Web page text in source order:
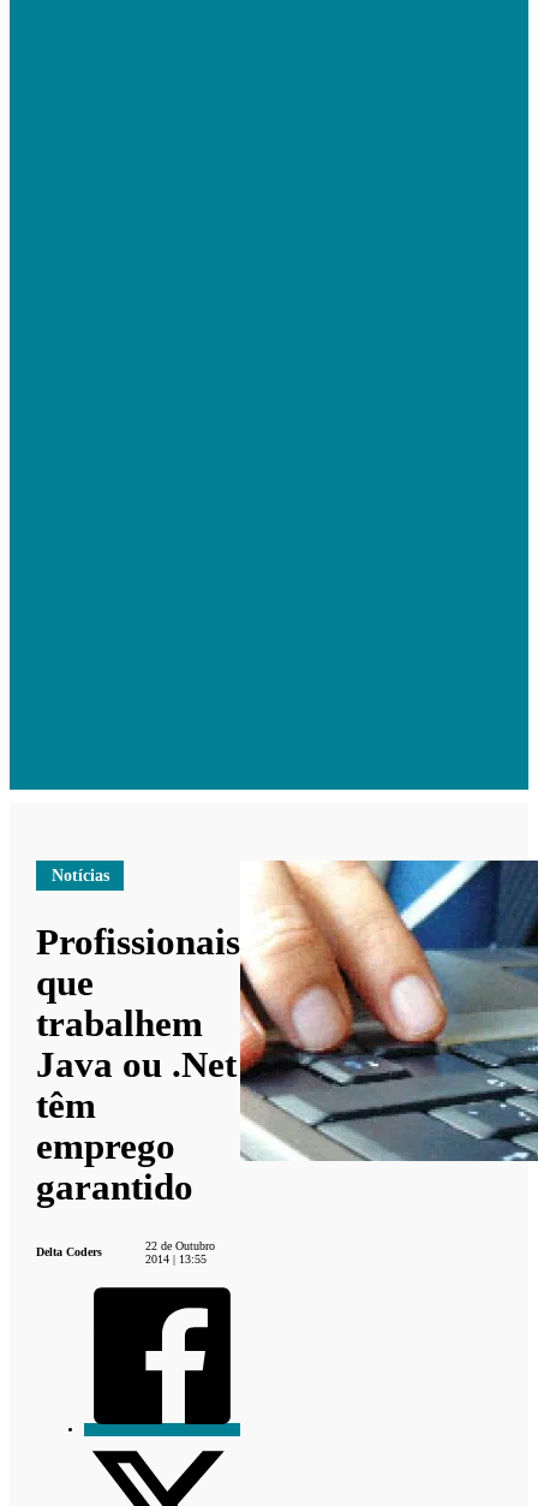
Notícias
Profissionais
que
trabalhem
Java ou .Net
têm
emprego
garantido
Delta Coders
22 de Outubro
2014 | 13:55